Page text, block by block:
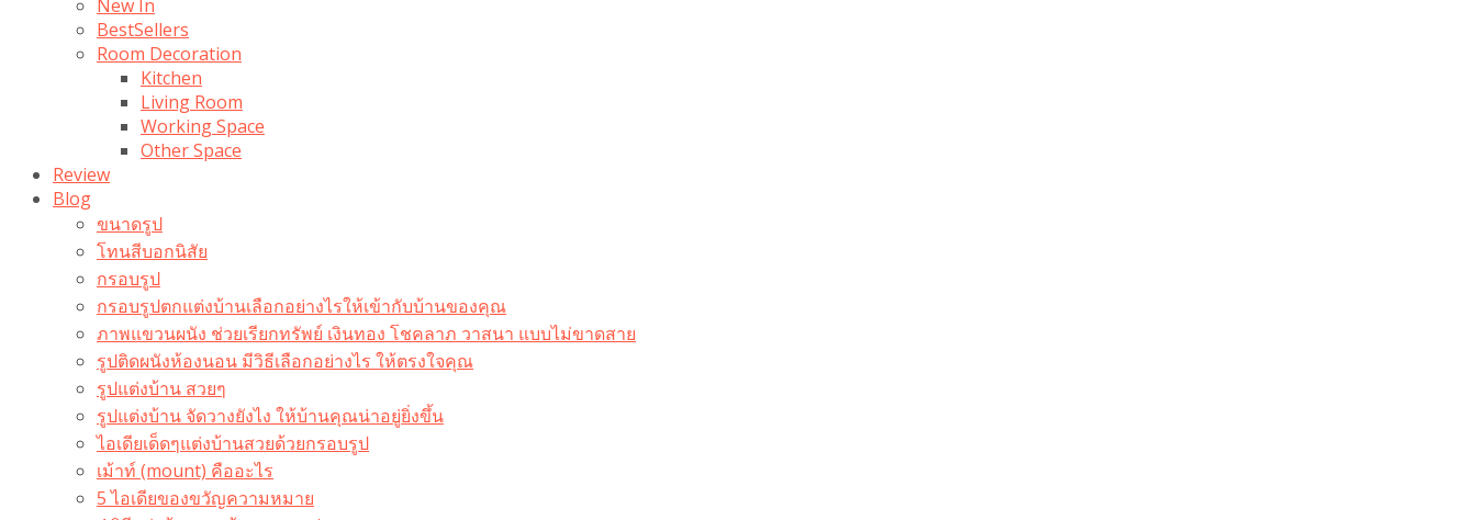
New In
BestSellers
Room Decoration
Kitchen
Living Room
Working Space
Other Space
Review
Blog
ขนาดรูป
โทนสีบอกนิสัย
กรอบรูป
กรอบรูปตกแต่งบ้านเลือกอย่างไรให้เข้ากับบ้านของคุณ
ภาพแขวนผนัง ช่วยเรียกทรัพย์ เงินทอง โชคลาภ วาสนา แบบไม่ขาดสาย
รูปติดผนังห้องนอน มีวิธีเลือกอย่างไร ให้ตรงใจคุณ
รูปแต่งบ้าน สวยๆ
รูปแต่งบ้าน จัดวางยังไง ให้บ้านคุณน่าอยู่ยิ่งขึ้น
ไอเดียเด็ดๆแต่งบ้านสวยด้วยกรอบรูป
เม้าท์ (mount) คืออะไร​
5 ไอเดียของขวัญความหมาย